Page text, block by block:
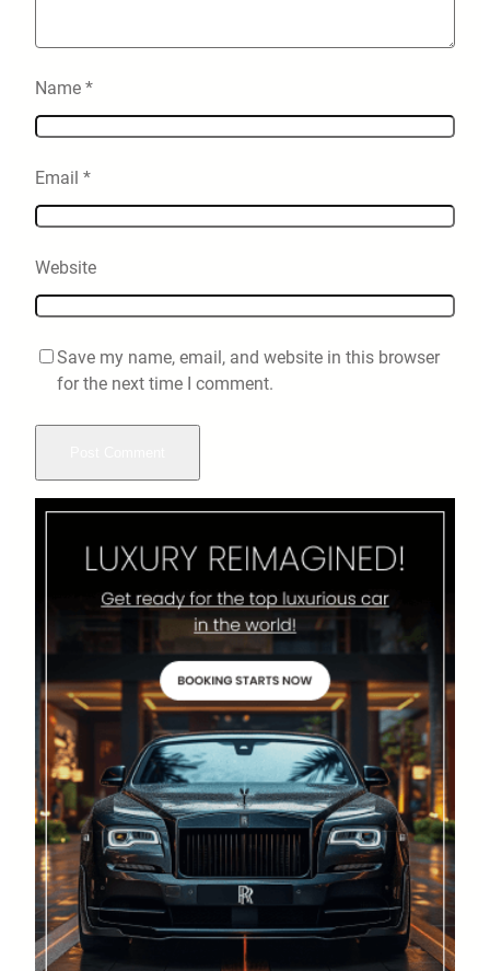
Name *
Email *
Website
Save my name, email, and website in this browser
for the next time I comment.